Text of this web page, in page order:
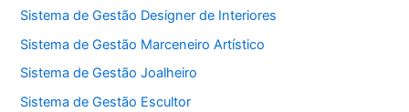
Sistema de Gestão Designer de Interiores
Sistema de Gestão Marceneiro Artístico
Sistema de Gestão Joalheiro
Sistema de Gestão Escultor